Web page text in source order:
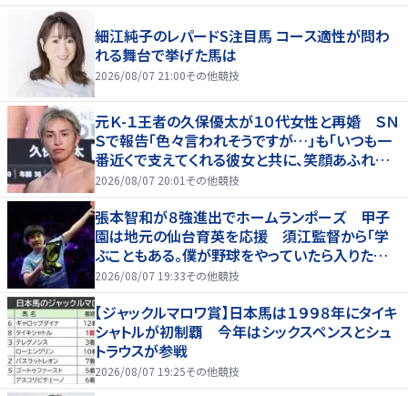
細江純子のレパードS注目馬 コース適性が問わ
れる舞台で挙げた馬は
2026/08/07 21:00その他競技
元Ｋ-１王者の久保優太が１０代女性と再婚 ＳＮ
Ｓで報告「色々言われそうですが…」も「いつも一
番近くで支えてくれる彼女と共に、笑顔あふれる
家庭を築いていきたい」
2026/08/07 20:01 その他競技
張本智和が８強進出でホームランポーズ 甲子
園は地元の仙台育英を応援 須江監督から「学
ぶこともある。僕が野球をやっていたら入りたかっ
た」
2026/08/07 19:33その他競技
【ジャックルマロワ賞】日本馬は１９９８年にタイキ
シャトルが初制覇 今年はシックスペンスとシュ
トラウスが参戦
2026/08/07 19:25その他競技